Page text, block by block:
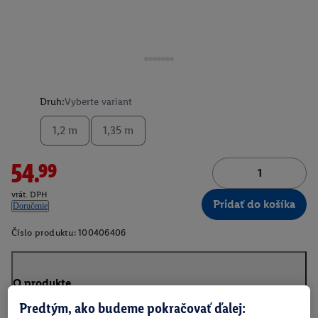
Druh:Vyberte variant
1,2 m 1,35 m
54.99
vrát. DPH
Doručenie
Pridať do košíka
Číslo produktu: 100406406
O produkte
Predtým, ako budeme pokračovať ďalej: